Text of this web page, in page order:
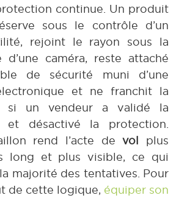
continue. Un produit
sous le contrôle d’un
rejoint le rayon sous la
d’une caméra, reste attaché
de sécurité muni d’une
et ne franchit la
si un vendeur a validé la
et désactivé la protection.
rend l’acte devol plus
long et plus visible, ce qui
majorité des tentatives. Pour
de cette logique, équiper son